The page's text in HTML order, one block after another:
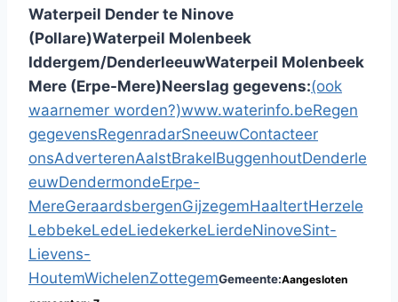
Waterpeil Dender te Ninove
(Pollare)Waterpeil Molenbeek
Iddergem/DenderleeuwWaterpeil Molenbeek
Mere (Erpe-Mere)Neerslag gegevens:(ook
waarnemer worden?)www.waterinfo.beRegen
gegevensRegenradarSneeuwContacteer
onsAdverterenAalstBrakelBuggenhoutDenderle
euwDendermondeErpe-
MereGeraardsbergenGijzegemHaaltertHerzele
LebbekeLedeLiedekerkeLierdeNinoveSint-
Lievens-
HoutemWichelenZottegemGemeente:Aangesloten